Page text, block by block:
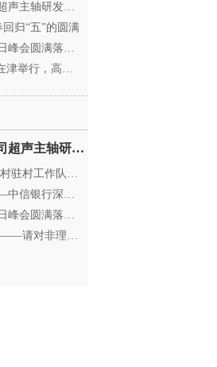
研发和生产项
归“五”的圆满
满落幕，携手
，高蛋白产业
迈菲超声装备（江西）有限公司超声主轴研发和生产项
队与村委心系
深圳分行养老
满落幕，携手
非理性购彩说“